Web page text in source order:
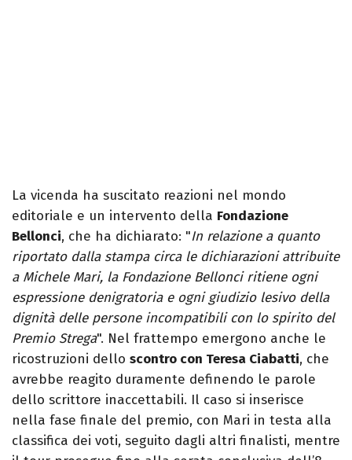
La vicenda ha suscitato reazioni nel mondo
editoriale e un intervento della Fondazione
Bellonci, che ha dichiarato: "In relazione a quanto
riportato dalla stampa circa le dichiarazioni attribuite
a Michele Mari, la Fondazione Bellonci ritiene ogni
espressione denigratoria e ogni giudizio lesivo della
dignità delle persone incompatibili con lo spirito del
Premio Strega". Nel frattempo emergono anche le
ricostruzioni dello scontro con Teresa Ciabatti, che
avrebbe reagito duramente definendo le parole
dello scrittore inaccettabili. Il caso si inserisce
nella fase finale del premio, con Mari in testa alla
classifica dei voti, seguito dagli altri finalisti, mentre